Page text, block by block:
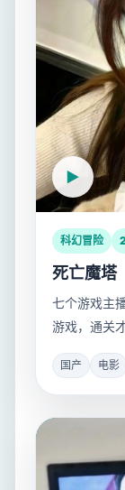
科幻冒险
死亡魔塔
七个游戏主
游戏，通关
国产 电影